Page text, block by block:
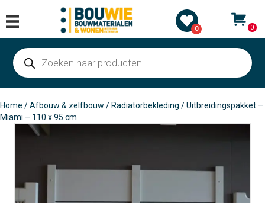
0 0
Producten
zoeken
Home /Afbouw & zelfbouw / Radiatorbekleding / Uitbreidingspakket –
Miami – 110 x 95 cm